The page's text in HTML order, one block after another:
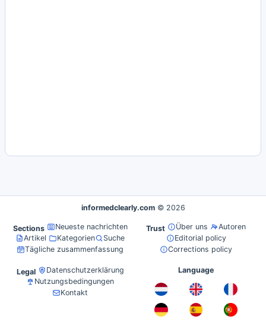
informedclearly.com © 2026
Sections
Neueste nachrichten
Artikel
Kategorien
Suche
Tägliche zusammenfassung
Trust Über uns
Autoren
Editorial policy
Corrections policy
Legal
Datenschutzerklärung
Nutzungsbedingungen
Kontakt
Language